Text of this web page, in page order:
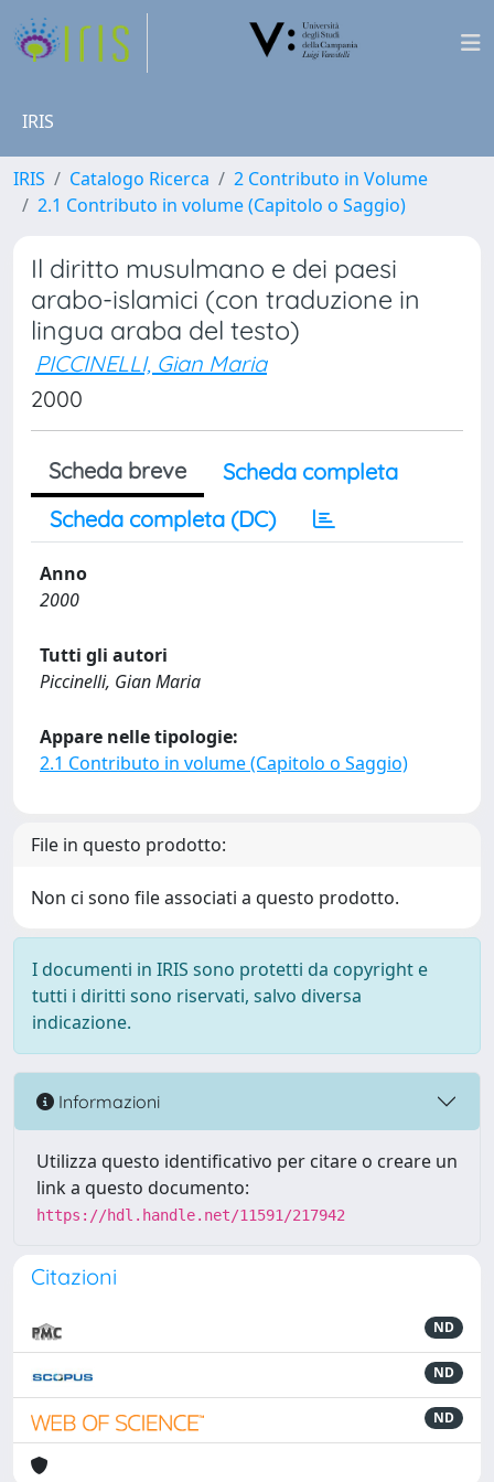
IRIS
IRIS Catalogo Ricerca
2 Contributo in Volume
2.1 Contributo in volume (Capitolo o Saggio)
Il diritto musulmano e dei paesi
arabo-islamici (con traduzione in
lingua araba del testo)
PICCINELLI, Gian Maria
2000
Scheda breve
Scheda completa
Scheda completa (DC)
Anno
2000
Tutti gli autori
Piccinelli, Gian Maria
Appare nelle tipologie:
2.1 Contributo in volume (Capitolo o Saggio)
File in questo prodotto:
Non ci sono file associati a questo prodotto.
I documenti in IRIS sono protetti da copyright e
tutti i diritti sono riservati, salvo diversa
indicazione.
Informazioni
Utilizza questo identificativo per citare o creare un
link a questo documento:
https://hdl.handle.net/11591/217942
Citazioni
ND
ND
ND